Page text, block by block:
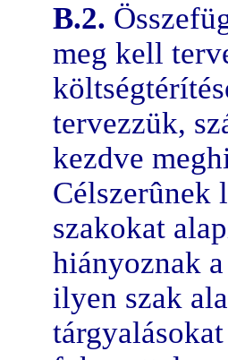
B.2.
meg kell
tervezzük,
kezdve
Célszerûnek
szakokat
hiányoznak
ilyen szak